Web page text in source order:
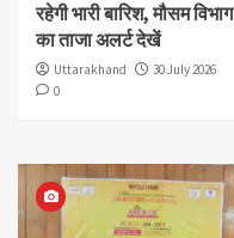
रहेगी भारी बारिश, मौसम विभाग
का ताजा अलर्ट देखें
Uttarakhand
30 July 2026
0